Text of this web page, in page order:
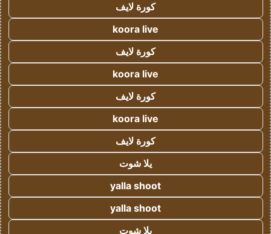
كورة لايف
koora live
كورة لايف
koora live
كورة لايف
koora live
كورة لايف
يلا شوت
yalla shoot
yalla shoot
يلا شوت